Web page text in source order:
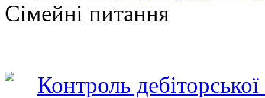
Сімейні питання
Контроль